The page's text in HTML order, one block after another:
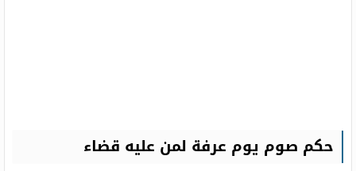
حكم صوم يوم عرفة لمن عليه قضاء